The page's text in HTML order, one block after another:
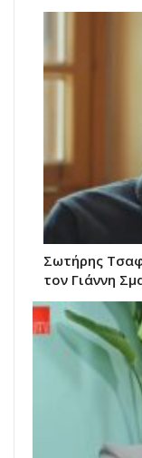
Σωτήρης
τον Γιάννη